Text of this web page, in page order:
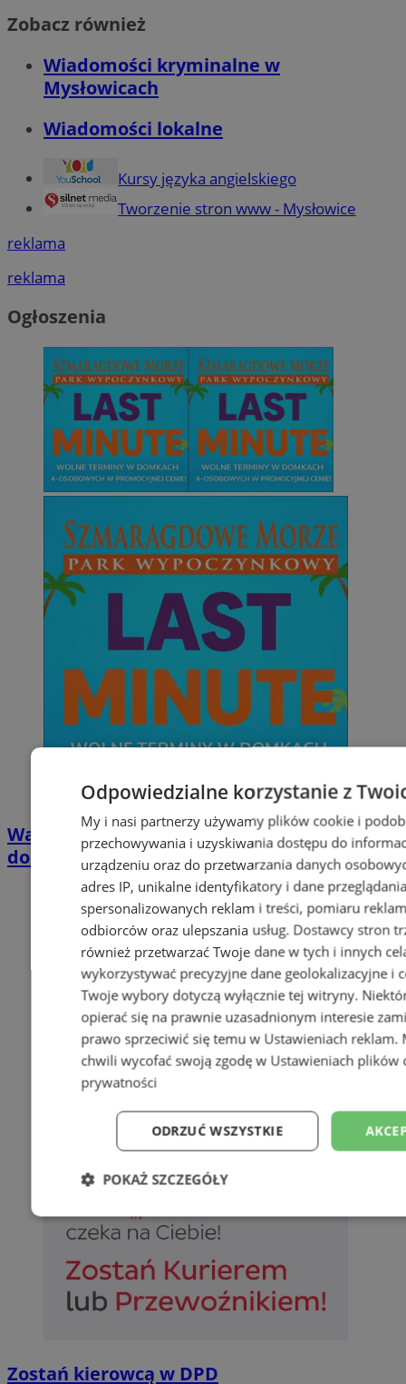
Zobacz również
Wiadomości kryminalne w
Mysłowicach
Wiadomości lokalne
Kursy języka angielskiego
Tworzenie stron www - Mysłowice
reklama
reklama
Ogłoszenia
Wakacyjny wypoczynek nad Bałtykiem w
domkach Szmaragdowe Morze
Zostań kierowcą w DPD
Odpowiedzialne korzystanie z
My i nasi partnerzy używamy plików cookie i
przechowywania i uzyskiwania dostępu do
urządzeniu oraz do przetwarzania danych
adres IP, unikalne identyfikatory i dane
spersonalizowanych reklam i treści, pomiaru
odbiorców oraz ulepszania usług. Dostawcy stron
również przetwarzać Twoje dane w tych i innych
wykorzystywać precyzyjne dane geolokalizacyjne i
Twoje wybory dotyczą wyłącznie tej witryny.
opierać się na prawnie uzasadnionym interesie
prawo sprzeciwić się temu w Ustawieniach reklam.
chwili wycofać swoją zgodę w Ustawieniach plików
prywatności
ODRZUĆ WSZYSTKIE
POKAŻ SZCZEGÓŁY
Niezbędne Wydajność
Niesklasyfikowane